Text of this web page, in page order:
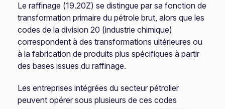
Le raffinage (19.20Z) se distingue par sa fonction de
transformation primaire du pétrole brut, alors que les
codes de la division 20 (industrie chimique)
correspondent à des transformations ultérieures ou
à la fabrication de produits plus spécifiques à partir
des bases issues du raffinage.
Les entreprises intégrées du secteur pétrolier
peuvent opérer sous plusieurs de ces codes